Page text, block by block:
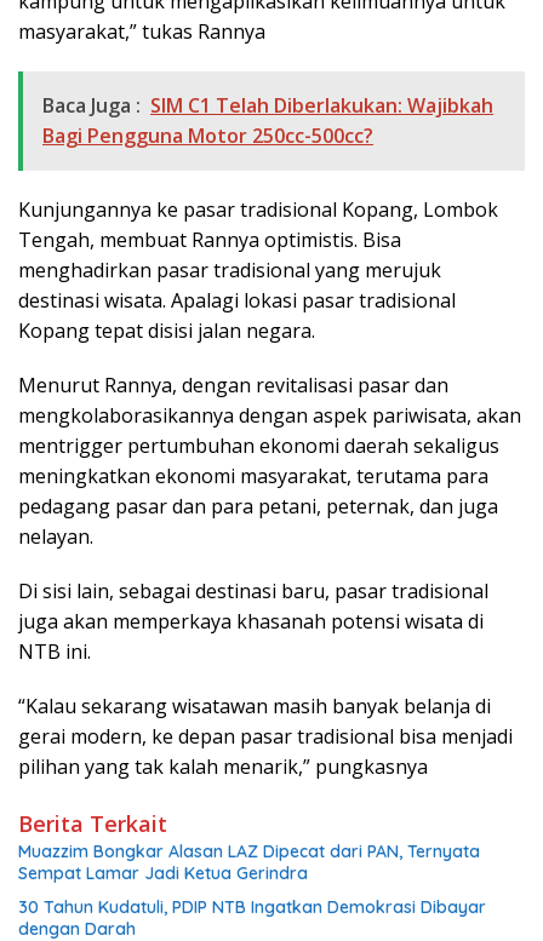
masyarakat,” tukas Rannya
Baca Juga : SIM C1 Telah Diberlakukan: Wajibkah
Bagi Pengguna Motor 250cc-500cc?
Kunjungannya ke pasar tradisional Kopang, Lombok
Tengah, membuat Rannya optimistis. Bisa
menghadirkan pasar tradisional yang merujuk
destinasi wisata. Apalagi lokasi pasar tradisional
Kopang tepat disisi jalan negara.
Menurut Rannya, dengan revitalisasi pasar dan
mengkolaborasikannya dengan aspek pariwisata, akan
mentrigger pertumbuhan ekonomi daerah sekaligus
meningkatkan ekonomi masyarakat, terutama para
pedagang pasar dan para petani, peternak, dan juga
nelayan.
Di sisi lain, sebagai destinasi baru, pasar tradisional
juga akan memperkaya khasanah potensi wisata di
NTB ini.
“Kalau sekarang wisatawan masih banyak belanja di
gerai modern, ke depan pasar tradisional bisa menjadi
pilihan yang tak kalah menarik,” pungkasnya
Berita Terkait
Muazzim Bongkar Alasan LAZ Dipecat dari PAN, Ternyata
Sempat Lamar Jadi Ketua Gerindra
30 Tahun Kudatuli, PDIP NTB Ingatkan Demokrasi Dibayar
dengan Darah